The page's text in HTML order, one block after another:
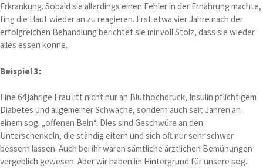
Erkrankung. Sobald sie allerdings einen Fehler in der Ernährung machte,
fing die Haut wieder an zu reagieren. Erst etwa vier Jahre nach der
erfolgreichen Behandlung berichtet sie mir voll Stolz, dass sie wieder
alles essen könne.
Beispiel 3:
Eine 64 jährige Frau litt nicht nur an Bluthochdruck, Insulin pflichtigem
Diabetes und allgemeiner Schwäche, sondern auch seit Jahren an
einem sog. „offenen Bein“. Dies sind Geschwüre an den
Unterschenkeln, die ständig eitern und sich oft nur sehr schwer
bessern lassen. Auch bei ihr waren sämtliche ärztlichen Bemühungen
vergeblich gewesen. Aber wir haben im Hintergrund für unsere sog.